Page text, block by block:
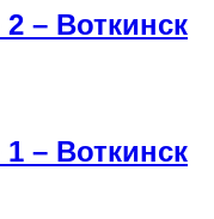
– Воткинск
– Воткинск